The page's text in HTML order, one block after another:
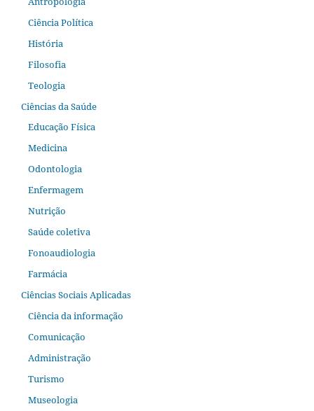
Ciência Política
História
Filosofia
Teologia
Ciências da Saúde
Educação Física
Medicina
Odontologia
Enfermagem
Nutrição
Saúde coletiva
Fonoaudiologia
Farmácia
Ciências Sociais Aplicadas
Ciência da informação
Comunicação
Administração
Turismo
Museologia